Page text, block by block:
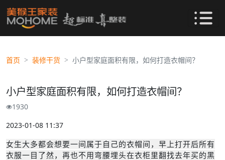
首页 装修干货 小户型家庭面积有限，如何打造衣帽间？
小户型家庭面积有限，如何打造衣帽间？
1930
2023-01-08 11:37
女生大多都会想要一间属于自己的衣帽间，早上打开后所有
衣服一目了然，再也不用弯腰埋头在衣柜里翻找去年买的黑